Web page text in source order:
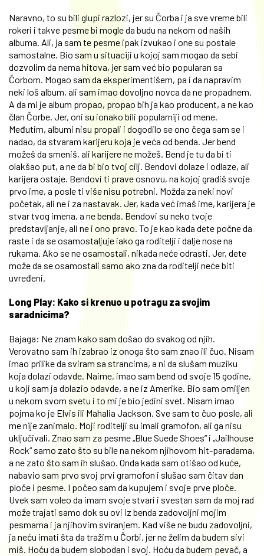
Naravno, to su bili glupi razlozi, jer su Čorba i ja sve vreme bili
rokeri i takve pesme bi mogle da budu na nekom od naših
albuma. Ali, ja sam te pesme ipak izvukao i one su postale
samostalne. Bio sam u situaciji u kojoj sam mogao da sebi
dozvolim da nema hitova, jer sam već bio popularan sa
Čorbom. Mogao sam da eksperimentišem, pa i da napravim
neki loš album, ali sam imao dovoljno novca da ne propadnem.
A da mi je album propao, propao bih ja kao producent, a ne kao
član Čorbe. Jer, oni su ionako bili popularniji od mene.
Međutim, albumi nisu propali i dogodilo se ono čega sam se i
nadao, da stvaram karijeru koja je veća od benda. Jer bend
možeš da smeniš, ali karijere ne možeš. Bend je tu da bi ti
olakšao put, a ne da bi bio tvoj cilj. Bendovi dolaze i odlaze, ali
karijera ostaje. Bendovi ti prave osnovu, na kojoj gradiš svoje
prvo ime, a posle ti više nisu potrebni. Možda za neki novi
početak, ali ne i za nastavak. Jer, kada već imaš ime, karijera je
stvar tvog imena, a ne benda. Bendovi su neko tvoje
predstavljanje, ali ne i ono pravo. To je kao kada dete počne da
raste i da se osamostaljuje iako ga roditelji i dalje nose na
rukama. Ako se ne osamostali, nikada neće odrasti. Jer, dete
može da se osamostali samo ako zna da roditelji neće biti
uvređeni.
Long Play: Kako si krenuo u potragu za svojim
saradnicima?
Bajaga: Ne znam kako sam došao do svakog od njih.
Verovatno sam ih izabrao iz onoga što sam znao ili čuo. Nisam
imao prilike da sviram sa strancima, a ni da slušam muziku
koja dolazi odavde. Naime, imao sam bend od svoje 15 godine,
u koji sam ja dolazio odavde, a ne iz Amerike. Bio sam omiljen
u nekom svom svetu i to mi je bio jedini svet. Nisam imao
pojma ko je Elvis ili Mahalia Jackson. Sve sam to čuo posle, ali
me nije zanimalo. Moji roditelji su imali gramofon, ali ga nisu
uključivali. Znao sam za pesme „Blue Suede Shoes“ i „Jailhouse
Rock“ samo zato što su bile na nekom njihovom hit-paradama,
a ne zato što sam ih slušao. Onda kada sam otišao od kuće,
nabavio sam prvo svoj prvi gramofon i slušao sam čitav dan
ploče i pesme. I počeo sam da kupujem i svoje prve ploče.
Uvek sam voleo da imam svoje stvari i svestan sam da moj rad
može trajati samo dok su ovi iz benda zadovoljni mojim
pesmama i ja njihovim sviranjem. Kad više ne budu zadovoljni,
ja neću imati šta da tražim u Čorbi, jer ne želim da budem sivi
miš. Hoću da budem slobodan i svoj. Hoću da budem pevač, a